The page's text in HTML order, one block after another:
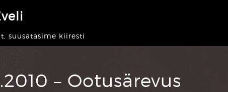
suusatasime kiiresti
– Ootusärevus